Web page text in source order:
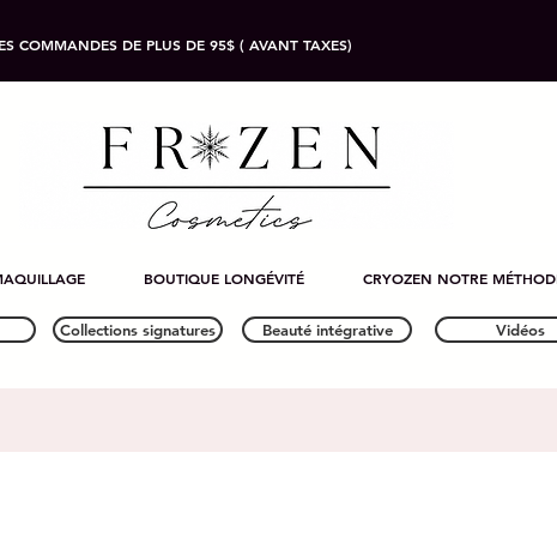
COMMANDES DE PLUS DE 95$ ( AVANT TAXES)
BOUTIQUE LONGÉVITÉ CRYOZEN NOTRE
Collections signatures Beauté intégrative Vidéos